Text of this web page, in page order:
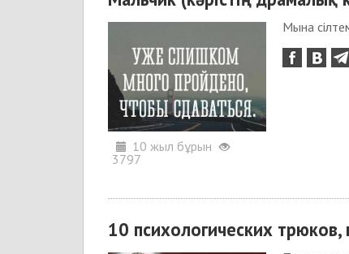
10 жыл бұрын
3797
Мына
10 психологических